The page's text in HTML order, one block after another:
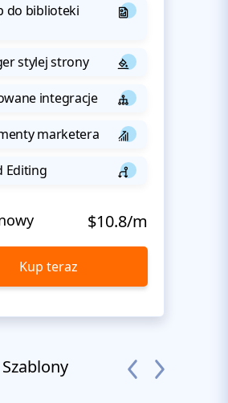
do biblioteki
stylej strony
integracje
marketera
Editing
$10.8/m
Kup teraz